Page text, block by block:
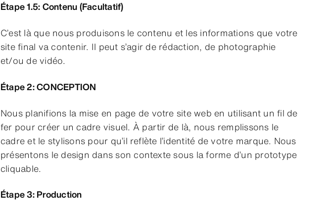
Étape 1.5: Contenu (Facultatif)
C’est là que nous produisons le contenu et les informations que votre
site final va contenir. Il peut s’agir de rédaction, de photographie
et/ou de vidéo.
Étape 2: CONCEPTION
Nous planifions la mise en page de votre site web en utilisant un fil de
fer pour créer un cadre visuel. À partir de là, nous remplissons le
cadre et le stylisons pour qu’il reflète l’identité de votre marque. Nous
présentons le design dans son contexte sous la forme d’un prototype
cliquable.
Étape 3: Production